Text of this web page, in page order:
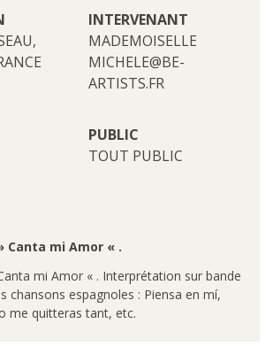
INTERVENANT
MADEMOISELLE
MICHELE@BE-
ARTISTS.FR
PUBLIC
TOUT PUBLIC
mi Amor « .
mi Amor « . Interprétation sur bande
chansons espagnoles : Piensa en mí,
me quitteras tant, etc.